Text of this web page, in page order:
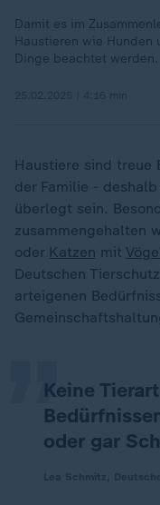
Damit es im
Haustieren wie Hunden
Dinge beachtet werden.
Haustiere sind treue
der Familie -
überlegt sein.
zusammengehalten
oder Katzen mit
Deutschen
arteigenen
Keine
oder gar
„